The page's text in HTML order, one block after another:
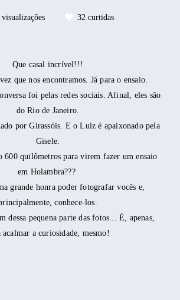
32curtidas
Que casal incrível!!!
que nos encontramos. Já para o ensaio.
foi pelas redes sociais. Afinal, eles são
do Rio de Janeiro.
por Girassóis. E o Luiz é apaixonado pela
Gisele.
600 quilômetros para virem fazer um ensaio
em Holambra???
grande honra poder fotografar vocês e,
conhece-los.
dessa pequena parte das fotos... É, apenas,
acalmar a curiosidade, mesmo!